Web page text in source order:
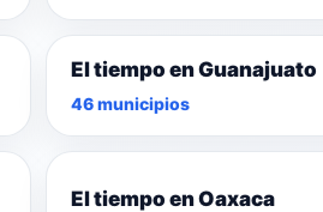
El tiempo en Guanajuato
46 municipios
El tiempo en Oaxaca